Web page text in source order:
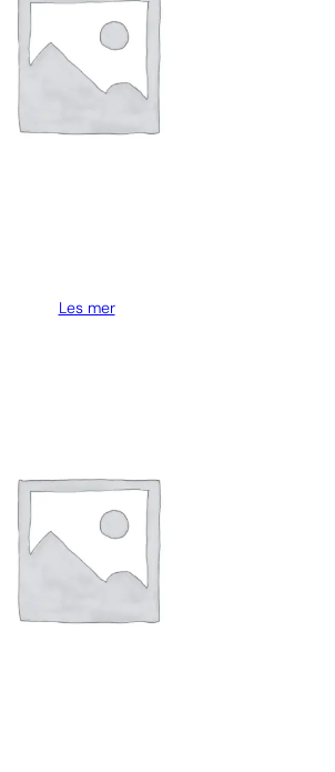
Les mer